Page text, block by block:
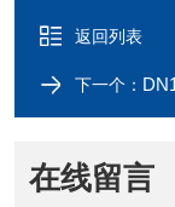
返回列表
下一个：
在线留言